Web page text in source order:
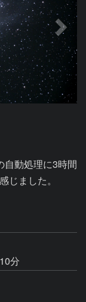
自動処理に3時間
じました。
分